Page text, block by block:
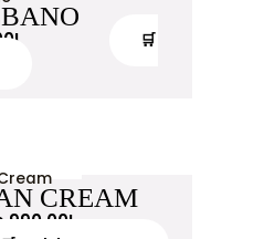
L
🛒
CREAM
990.00L